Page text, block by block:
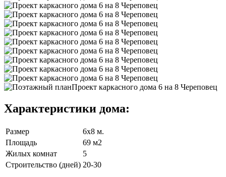
Характеристики дома:
Размер
6х8 м.
Площадь
69 м2
Жилых комнат
5
Строительство (дней) 20-30